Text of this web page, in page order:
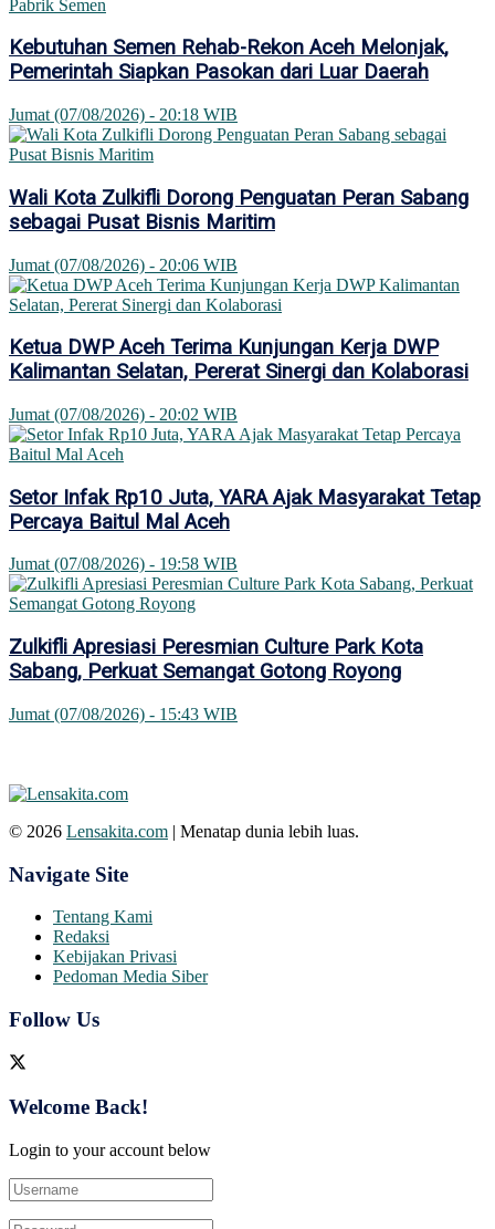
Kebutuhan Semen Rehab-Rekon Aceh Melonjak,
Pemerintah Siapkan Pasokan dari Luar Daerah
Jumat (07/08/2026) - 20:18 WIB
Wali Kota Zulkifli Dorong Penguatan Peran Sabang
sebagai Pusat Bisnis Maritim
Jumat (07/08/2026) - 20:06 WIB
Ketua DWP Aceh Terima Kunjungan Kerja DWP
Kalimantan Selatan, Pererat Sinergi dan Kolaborasi
Jumat (07/08/2026) - 20:02 WIB
Setor Infak Rp10 Juta, YARA Ajak Masyarakat Tetap
Percaya Baitul Mal Aceh
Jumat (07/08/2026) - 19:58 WIB
Zulkifli Apresiasi Peresmian Culture Park Kota
Sabang, Perkuat Semangat Gotong Royong
Jumat (07/08/2026) - 15:43 WIB
© 2026 Lensakita.com | Menatap dunia lebih luas.
Navigate Site
Tentang Kami
Redaksi
Kebijakan Privasi
Pedoman Media Siber
Follow Us
Welcome Back!
Login to your account below